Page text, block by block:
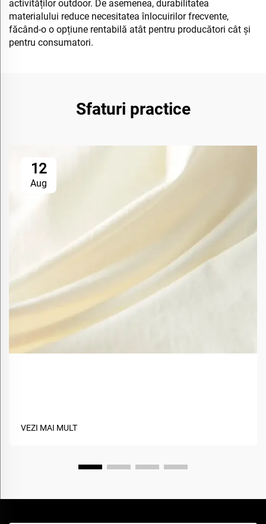
activităților outdoor. De asemenea, durabilitatea
materialului reduce necesitatea înlocuirilor frecvente,
făcând-o o opțiune rentabilă atât pentru producători cât și
pentru consumatori.
Sfaturi practice
12
Aug
VEZI MAI MULT